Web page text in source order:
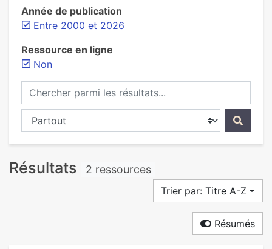
Année de publication
Entre 2000 et 2026
Ressource en ligne
Non
Chercher parmi les résultats...
Chercher dans...
Résultats 2 ressources
Trier par: Titre A-Z
Résumés